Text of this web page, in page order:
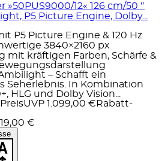
»50PUS9000/12« 126 cm/50 ″
P5 Picture Engine, Dolby...
P5 Picture Engine & 120 Hz
3840×2160 px
mit kräftigen Farben, Schärfe &
– Schafft ein
Seherlebnis. In Kombination
HLG und Dolby Vision...
UVP 1.099,00 €Rabatt-
€